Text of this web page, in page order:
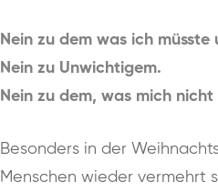
Nein zu dem was ich müsste
Nein zu Unwichtigem.
Nein zu dem, was mich
Besonders in der
Menschen wieder vermehrt